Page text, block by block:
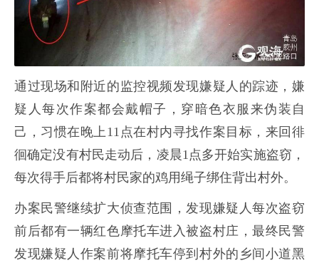
通过现场和附近的监控视频发现嫌疑人的踪迹，嫌
疑人每次作案都会戴帽子，穿暗色衣服来伪装自
己，习惯在晚上11点在村内寻找作案目标，来回徘
徊确定没有村民走动后，凌晨1点多开始实施盗窃，
每次得手后都将村民家的鸡用绳子绑住背出村外。
办案民警继续扩大侦查范围，发现嫌疑人每次盗窃
前后都有一辆红色摩托车进入被盗村庄，最终民警
发现嫌疑人作案前将摩托车停到村外的乡间小道黑